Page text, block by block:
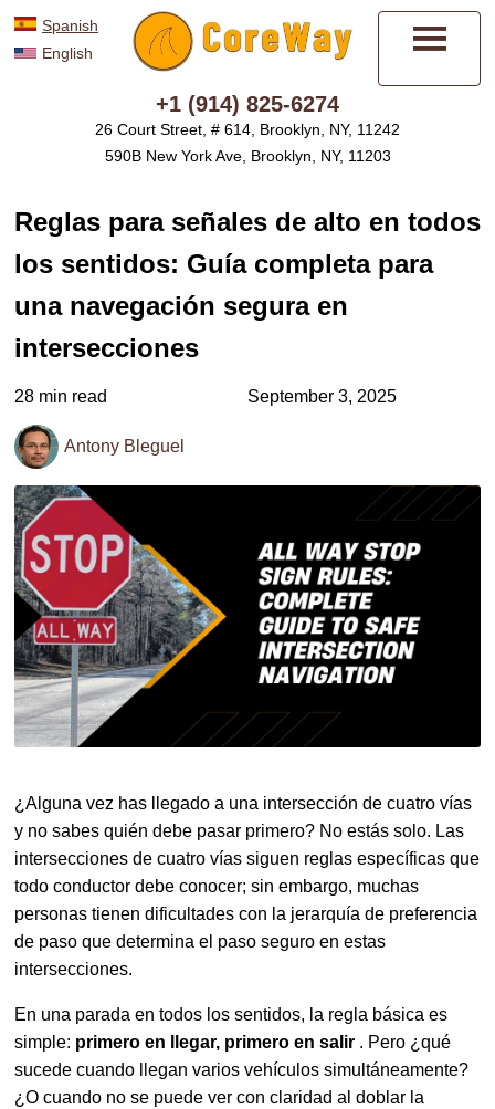
Spanish
English
+1 (914) 825-6274
26 Court Street, # 614, Brooklyn, NY, 11242
590B New York Ave, Brooklyn, NY, 11203
Reglas para señales de alto en todos
los sentidos: Guía completa para
una navegación segura en
intersecciones
28 min read September 3, 2025
Antony Bleguel
¿Alguna vez has llegado a una intersección de cuatro vías
y no sabes quién debe pasar primero? No estás solo. Las
intersecciones de cuatro vías siguen reglas específicas que
todo conductor debe conocer; sin embargo, muchas
personas tienen dificultades con la jerarquía de preferencia
de paso que determina el paso seguro en estas
intersecciones.
En una parada en todos los sentidos, la regla básica es
simple: primero en llegar, primero en salir . Pero ¿qué
sucede cuando llegan varios vehículos simultáneamente?
¿O cuando no se puede ver con claridad al doblar la